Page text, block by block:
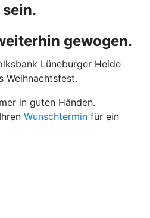
gewogen.
Lüneburger Heide
Weihnachtsfest.
in guten Händen.
Wunschtermin für ein